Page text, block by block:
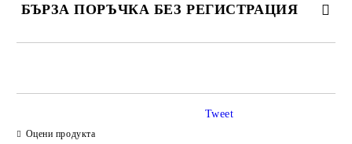
БЪРЗА ПОРЪЧКА БЕЗ РЕГИСТРАЦИЯ
Оцени продукта
Tweet